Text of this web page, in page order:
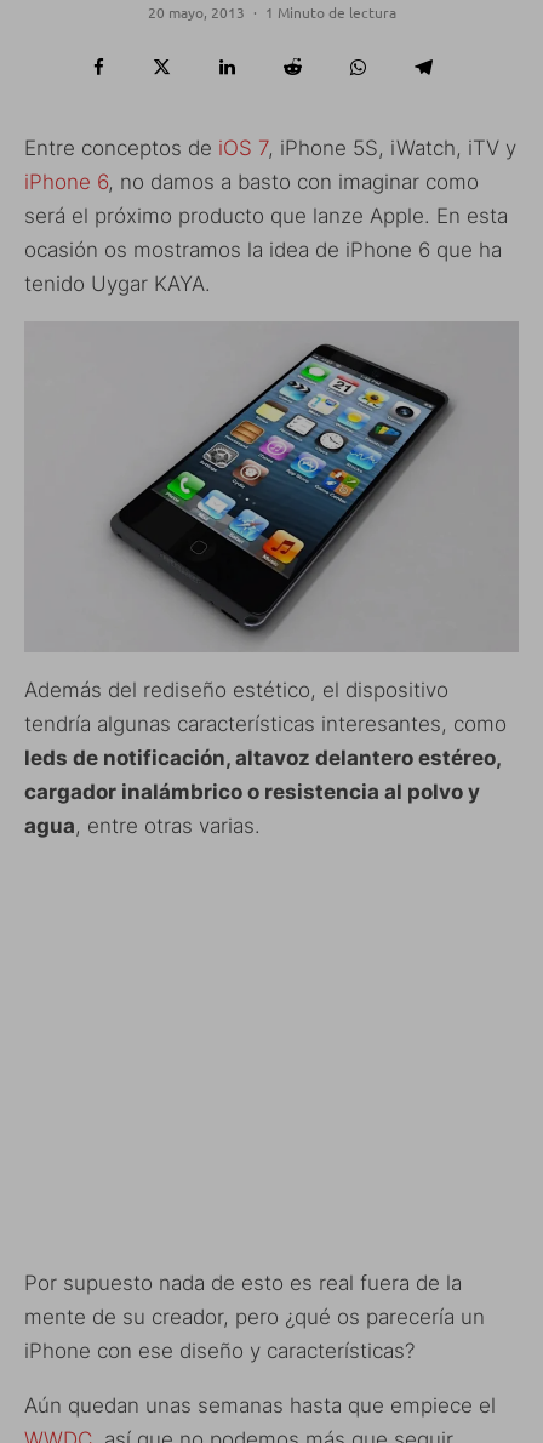
20 mayo, 2013 · 1 Minuto de lectura
Entre conceptos de iOS 7, iPhone 5S, iWatch, iTV y
iPhone 6, no damos a basto con imaginar como
será el próximo producto que lanze Apple. En esta
ocasión os mostramos la idea de iPhone 6 que ha
tenido Uygar KAYA‏.
Además del rediseño estético, el dispositivo
tendría algunas características interesantes, como
leds de notificación, altavoz delantero estéreo,
cargador inalámbrico o resistencia al polvo y
agua, entre otras varias.
Por supuesto nada de esto es real fuera de la
mente de su creador, pero ¿qué os parecería un
iPhone con ese diseño y características?
Aún quedan unas semanas hasta que empiece el